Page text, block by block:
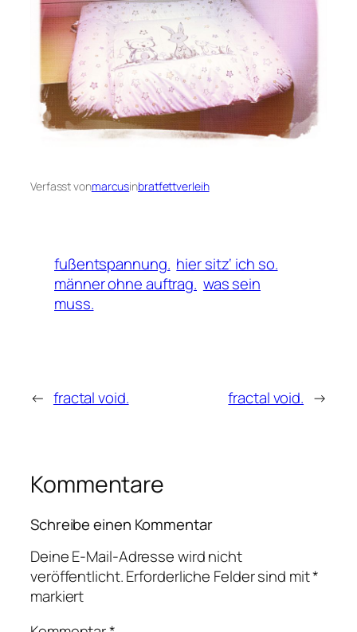
Verfasst vonmarcusinbratfettverleih
fußentspannung. hier sitz‘ ich so.
männer ohne auftrag. was sein
muss.
← fractal void. fractal void. →
Kommentare
Schreibe einen Kommentar
Deine E-Mail-Adresse wird nicht
veröffentlicht.Erforderliche Felder sind mit*
markiert